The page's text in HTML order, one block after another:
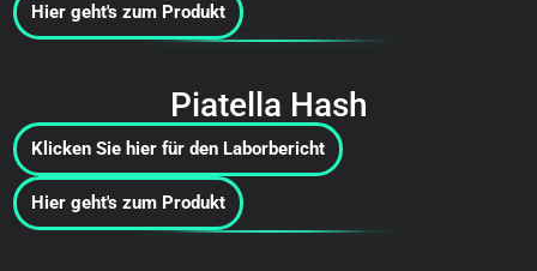
Hier geht's zum Produkt
Piatella Hash
Klicken Sie hier für den Laborbericht
Hier geht's zum Produkt